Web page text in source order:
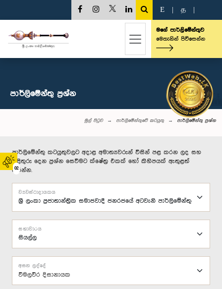
02
E த
මගේ පාර්ලිමේන්තුව
මෙතැනින් පිවිසෙන්න
පාර්ලි‌මේන්තු‌ ප්‍රශ්න
මුල් පිටුව පාර්ලිමේන්තුවේ කටයුතු පාර්ලි‌මේන්තු‌ ප්‍රශ්න
පාර්ලිමේන්තු කටයුතුවලට අදාළ අමාත්‍යවරුන් විසින් පළ කරන ලද සහ
පිළිතුරු දෙන ප්‍රශ්න සෙවීමට ක්ෂේත්‍ර එකක් හෝ කිහිපයක් ඇතුළත්
කරන්න.
ව්‍යවස්ථාදායකය
සභාවාරය
විමලවීර දිසානායක
අසන ලද්දේ